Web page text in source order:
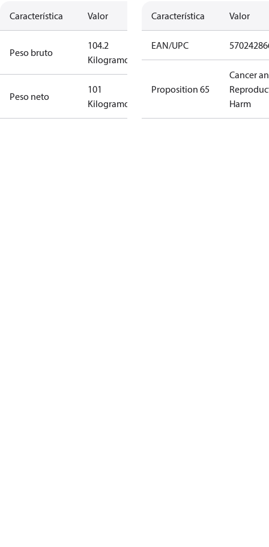
Característica Valor
Peso bruto
104.2
Kilogramo
Peso neto
101
Kilogramo
Característica Valor
EAN/UPC
Proposition 65
Cancer
Harm